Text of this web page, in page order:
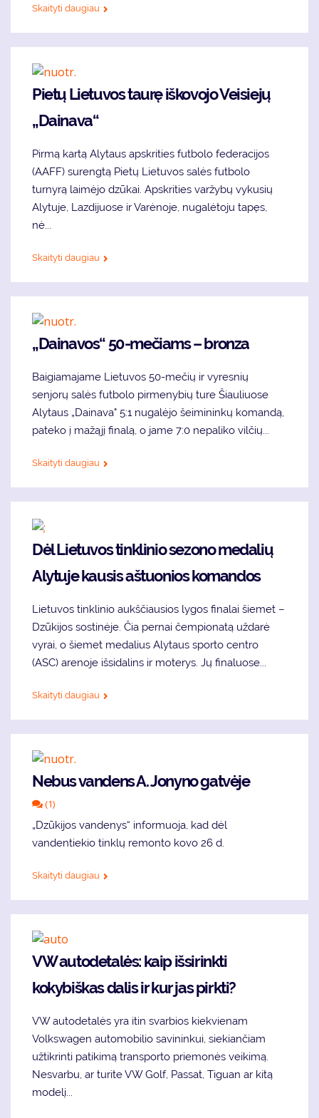
Skaityti daugiau
Pietų Lietuvos taurę iškovojo Veisiejų
„Dainava“
Pirmą kartą Alytaus apskrities futbolo federacijos
(AAFF) surengtą Pietų Lietuvos salės futbolo
turnyrą laimėjo dzūkai. Apskrities varžybų vykusių
Alytuje, Lazdijuose ir Varėnoje, nugalėtoju tapęs,
nė...
Skaityti daugiau
„Dainavos“ 50-mečiams – bronza
Baigiamajame Lietuvos 50-mečių ir vyresnių
senjorų salės futbolo pirmenybių ture Šiauliuose
Alytaus „Dainava" 5:1 nugalėjo šeimininkų komandą,
pateko į mažąjį finalą, o jame 7:0 nepaliko vilčių...
Skaityti daugiau
Dėl Lietuvos tinklinio sezono medalių
Alytuje kausis aštuonios komandos
Lietuvos tinklinio aukščiausios lygos finalai šiemet –
Dzūkijos sostinėje. Čia pernai čempionatą uždarė
vyrai, o šiemet medalius Alytaus sporto centro
(ASC) arenoje išsidalins ir moterys. Jų finaluose...
Skaityti daugiau
Nebus vandens A. Jonyno gatvėje
(1)
„Dzūkijos vandenys“ informuoja, kad dėl
vandentiekio tinklų remonto kovo 26 d.
Skaityti daugiau
VW autodetalės: kaip išsirinkti
kokybiškas dalis ir kur jas pirkti?
VW autodetalės yra itin svarbios kiekvienam
Volkswagen automobilio savininkui, siekiančiam
užtikrinti patikimą transporto priemonės veikimą.
Nesvarbu, ar turite VW Golf, Passat, Tiguan ar kitą
modelį...